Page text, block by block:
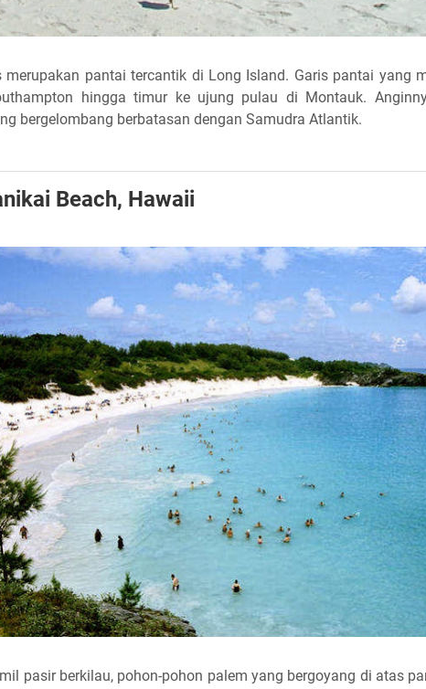
merupakan pantai tercantik di Long Island. Garis pantai yang
hingga timur ke ujung pulau di Montauk.
bergelombang berbatasan dengan Samudra Atlantik.
Beach, Hawaii
pasir berkilau, pohon-pohon palem yang bergoyang di atas